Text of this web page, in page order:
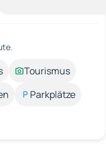
Tourismus
Parkplätze